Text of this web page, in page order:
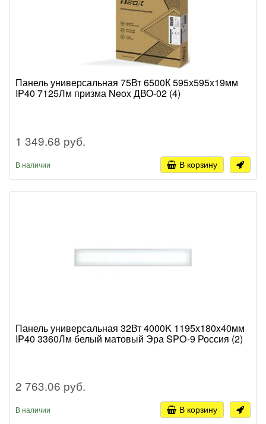
Панель универсальная 75Вт 6500К 595х595х19мм
IP40 7125Лм призма Neox ДВО-02 (4)
1 349.68 руб.
В наличии В корзину
Панель универсальная 32Вт 4000K 1195x180x40мм
IP40 3360Лм белый матовый Эра SPO-9 Россия (2)
2 763.06 руб.
В наличии В корзину